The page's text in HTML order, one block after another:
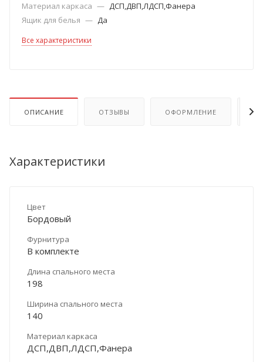
Материал каркаса — ДСП,ДВП,ЛДСП,Фанера
Ящик для белья — Да
Все характеристики
ОПИСАНИЕ ОТЗЫВЫ ОФОРМЛЕНИЕ
Характеристики
Цвет
Бордовый
Фурнитура
В комплекте
Длина спального места
198
Ширина спального места
140
Материал каркаса
ДСП,ДВП,ЛДСП,Фанера